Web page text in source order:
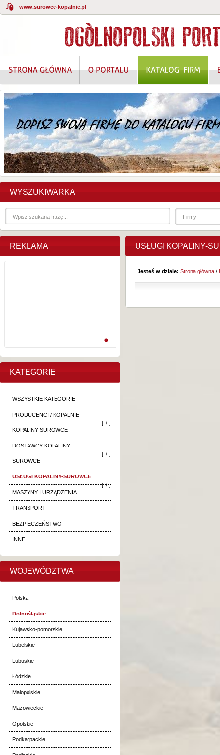
www.surowce-kopalnie.pl
WYSZUKIWARKA
REKLAMA
KATEGORIE
WSZYSTKIE KATEGORIE
PRODUCENCI / KOPALNIE
KOPALINY-SUROWCE
[ + ]
DOSTAWCY KOPALINY-
SUROWCE
[ + ]
USŁUGI KOPALINY-SUROWCE
[ + ]
MASZYNY I URZĄDZENIA
TRANSPORT
BEZPIECZEŃSTWO
INNE
WOJEWÓDZTWA
Polska
Dolnośląskie
Kujawsko-pomorskie
Lubelskie
Lubuskie
Łódzkie
Małopolskie
Mazowieckie
Opolskie
Podkarpackie
USŁUGI KOPALINY-
Jesteś w dziale: Strona główna \